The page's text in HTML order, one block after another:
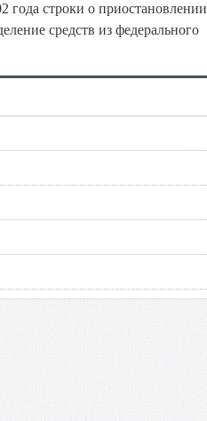
года строки о приостановлении
средств из федерального